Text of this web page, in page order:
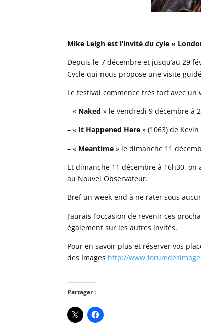
Mike Leigh est l’invité du cyle «
Depuis le 7 décembre et jusqu’au 29
Cycle qui nous propose une visite
Le festival commence très fort avec
– « Naked » le vendredi 9 décembre à
– « It Happened Here » (1063) de
– « Meantime » le dimanche 11
Et dimanche 11 décembre à 16h30,
au Nouvel Observateur.
Bref un week-end à ne rater sous
J’aurais l’occasion de revenir ces
également sur les autres invités.
Pour en savoir plus et réserver vos
des Images http://
Partager :